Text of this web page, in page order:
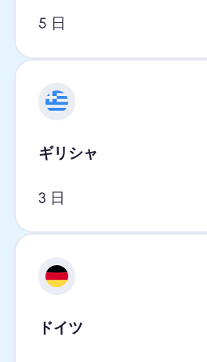
5 日
ギリシャ
3 日
ドイツ